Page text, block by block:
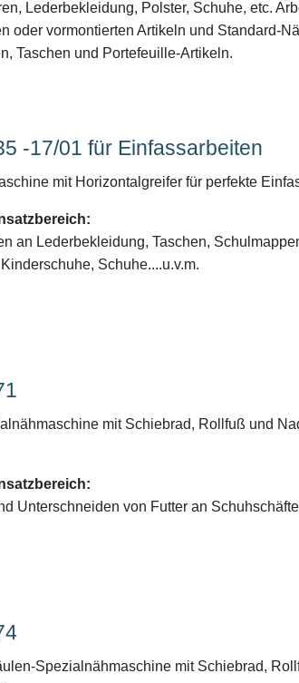
Lederbekleidung, Polster, Schuhe, etc.
oder vormontierten Artikeln und Standard-
Taschen und Portefeuille-Artikeln.
-17/01 für Einfassarbeiten
mit Horizontalgreifer für perfekte
an Lederbekleidung, Taschen,
Schuhe....u.v.m.
mit Schiebrad, Rollfuß und
Unterschneiden von Futter an
Spezialnähmaschine mit Schiebrad,